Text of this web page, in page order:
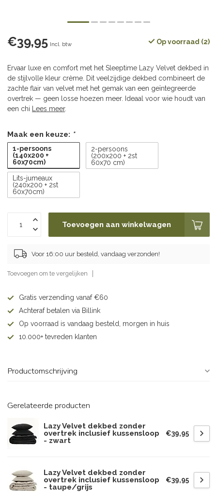
€39,95 Incl. btw Op voorraad (2)
Ervaar luxe en comfort met het Sleeptime Lazy Velvet dekbed in
de stijlvolle kleur crème. Dit veelzijdige dekbed combineert de
zachte flair van velvet met het gemak van een geïntegreerde
overtrek — geen losse hoezen meer. Ideaal voor wie houdt van
een chi
Lees meer.
Maak een keuze: *
1-persoons
(140x200 +
60x70cm)
2-persoons
(200x200 + 2st
60x70 cm)
Lits-jumeaux
(240x200 + 2st
60x70cm)
Toevoegen aan winkelwagen
Voor 16:00 uur besteld, vandaag verzonden!
Toevoegen om te vergelijken
Gratis verzending vanaf €60
Achteraf betalen via Billink
Op voorraad is vandaag besteld, morgen in huis
10.000+ tevreden klanten
Productomschrijving
Gerelateerde producten
Lazy Velvet dekbed zonder
overtrek inclusief kussensloop
- zwart
€39,95
Lazy Velvet dekbed zonder
overtrek inclusief kussensloop
- taupe/grijs
€39,95